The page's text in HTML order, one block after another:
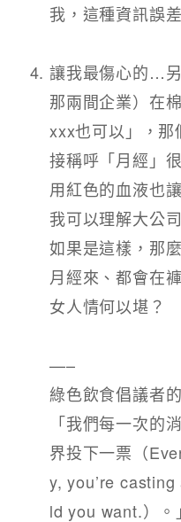
我，這種資訊誤
讓我最傷心的…
那兩間企業）在
xxx也可以」，那
接稱呼「月經」
用紅色的血液也
我可以理解大公
如果是這樣，那
月經來、都會在
女人情何以堪？​
—–​
綠色飲食倡議者
「我們每一次的
界投下一票（
y, you’re
ld you want.）。」​